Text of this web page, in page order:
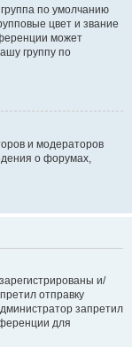
по умолчанию
цвет и звание
может
группу по
и модераторов
о форумах,
и/
отправку
запретил
для